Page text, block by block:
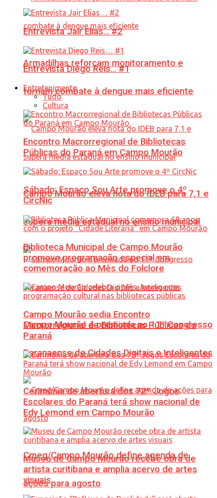
Armadilhas reforçam monitoramento e
tornam combate à dengue mais eficiente
Campo Mourão eleva nota do IDEB para 7,1 e
supera média estadual no ensino municipal
Campo Mourão é premiada no 11º Congresso
Paranaense de Cidades Digitais e Inteligentes
Cmeg/Campo Mourão define agenda de
ações para agosto
Entrevista Jair Elias… #2
Entrevista Diego Reis… #1
Entretenimento
Tudo
Cultura
Encontro Macrorregional de Bibliotecas
Públicas do Paraná em Campo Mourão
Sábado: Espaço Sou Arte promove o 4º
CircNic
Biblioteca Municipal de Campo Mourão
promove programação especial em
comemoração ao Mês do Folclore
Campo Mourão sedia Encontro
Macrorregional de Bibliotecas Públicas do
Paraná
Cerimônia de abertura dos 72º Jogos
Escolares do Paraná terá show nacional de
Edy Lemond em Campo Mourão
Museu de Campo Mourão recebe obra de
artista curitibana e amplia acervo de artes
visuais